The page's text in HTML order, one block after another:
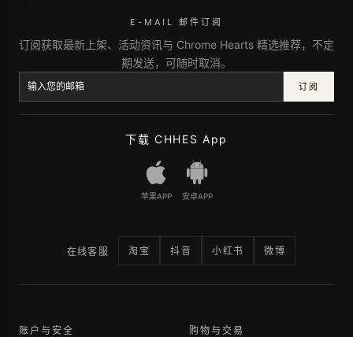
E-MAIL 邮件订阅
订阅获取最新上架、活动资讯与 Chrome Hearts 精选推荐，不定
期发送，可随时取消。
订阅
下载 CHHES App
苹果APP 安卓APP
在线客服 淘宝 抖音 小红书 微博
账户与安全 购物与交易